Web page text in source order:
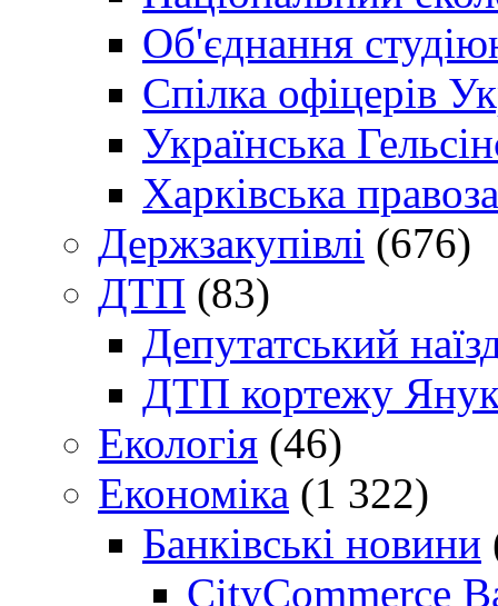
Об'єднання
Спілка офіцерів
Українська
Харківська
Держзакупівлі (676)
ДТП (83)
Депутатський
ДТП кортежу
Екологія (46)
Економіка (1 322)
Банківські новини
CityCommerce